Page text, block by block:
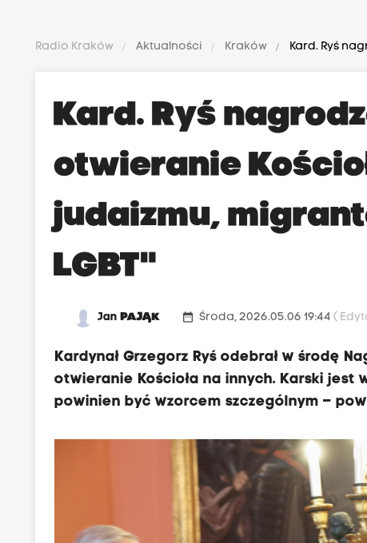
Radio Kraków Aktualności Kraków Kard. Ryś
Kard. Ryś
otwieranie
judaizmu,
LGBT"
JanPAJĄK date_range Środa, 2026.05.06 19:44(
Kardynał Grzegorz Ryś odebrał w środę
otwieranie Kościoła na innych. Karski
powinien być wzorcem szczególnym –